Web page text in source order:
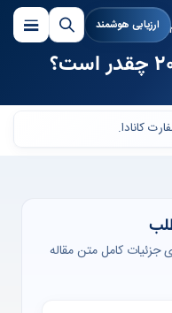
ارزیابی هوشمند
جزئیات کامل متن مقاله